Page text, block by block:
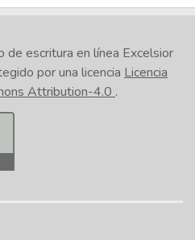
de escritura en línea Excelsior
por una licencia Licencia
Attribution-4.0 .